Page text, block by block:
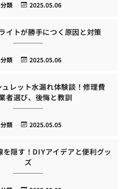
2025.05.06
類
イトが勝手につく原因と対策
2025.05.06
類
ュレット水漏れ体験談！修理費
者選び、後悔と教訓
2025.05.05
類
を隠す！DIYアイデアと便利グッ
ズ